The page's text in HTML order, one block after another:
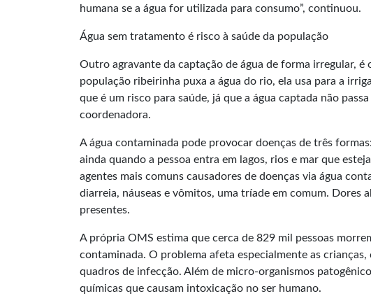
humana se a água for utilizada para consumo”, continuou.
Água sem tratamento é risco à saúde da população
Outro agravante da captação de água de forma irregular,
população ribeirinha puxa a água do rio, ela usa para a
que é um risco para saúde, já que a água captada não
coordenadora.
A água contaminada pode provocar doenças de três
ainda quando a pessoa entra em lagos, rios e mar que
agentes mais comuns causadores de doenças via água
diarreia, náuseas e vômitos, uma tríade em comum. Dores
presentes.
A própria OMS estima que cerca de 829 mil pessoas
contaminada. O problema afeta especialmente as
quadros de infecção. Além de micro-organismos
químicas que causam intoxicação no ser humano.